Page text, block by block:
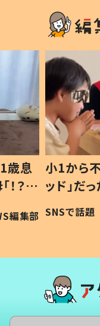
歳息
？」
編集部
小1から
ッド」だ
作り続
#令和の子
SNSで話題